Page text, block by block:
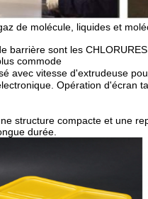
de molécule, liquides et
sont les CHLORURES
commode
avec vitesse d'extrudeuse
Opération d'écran
structure compacte et une
durée.